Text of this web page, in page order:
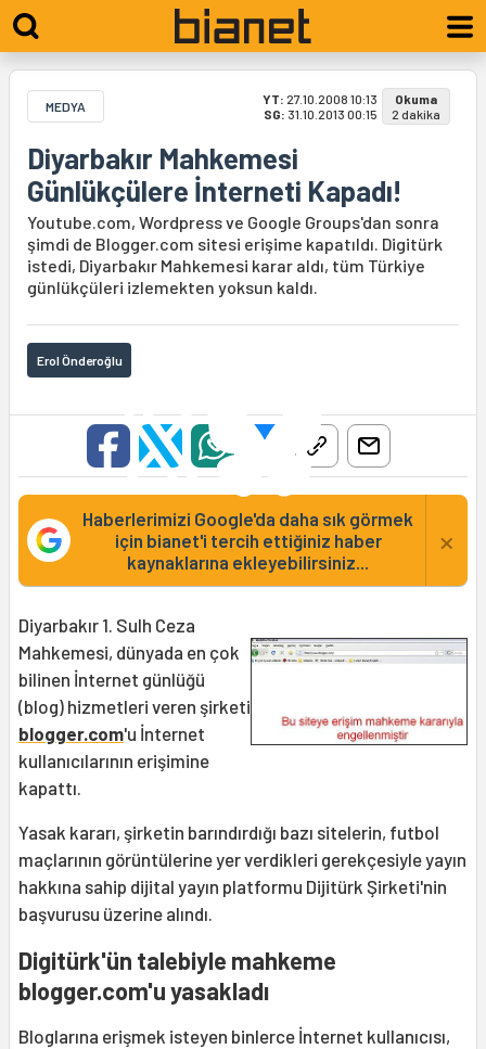
MEDYA YT: 27.10.2008 10:13
SG: 31.10.2013 00:15
Okuma
2 dakika
Diyarbakır Mahkemesi
Günlükçülere İnterneti Kapadı!
Youtube.com, Wordpress ve Google Groups'dan sonra
şimdi de Blogger.com sitesi erişime kapatıldı. Digitürk
istedi, Diyarbakır Mahkemesi karar aldı, tüm Türkiye
günlükçüleri izlemekten yoksun kaldı.
Erol Önderoğlu
Haberlerimizi Google'da daha sık görmek
için bianet'i tercih ettiğiniz haber
kaynaklarına ekleyebilirsiniz...
×
Diyarbakır 1. Sulh Ceza
Mahkemesi, dünyada en çok
bilinen İnternet günlüğü
(blog) hizmetleri veren şirketi
blogger.com'u İnternet
kullanıcılarının erişimine
kapattı.
Yasak kararı, şirketin barındırdığı bazı sitelerin, futbol
maçlarının görüntülerine yer verdikleri gerekçesiyle yayın
hakkına sahip dijital yayın platformu Dijitürk Şirketi'nin
başvurusu üzerine alındı.
Digitürk'ün talebiyle mahkeme
blogger.com'u yasakladı
Bloglarına erişmek isteyen binlerce İnternet kullanıcısı,